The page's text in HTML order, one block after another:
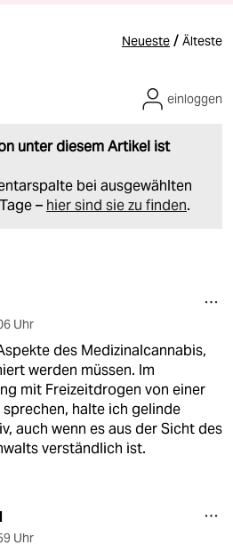
Neueste / Älteste
unter diesem Artikel ist
bei ausgewählten
– hier sind sie zu finden.
einloggen
Uhr
des Medizinalcannabis,
werden müssen. Im
mit Freizeitdrogen von einer
sprechen, halte ich gelinde
auch wenn es aus der Sicht des
verständlich ist.
Uhr